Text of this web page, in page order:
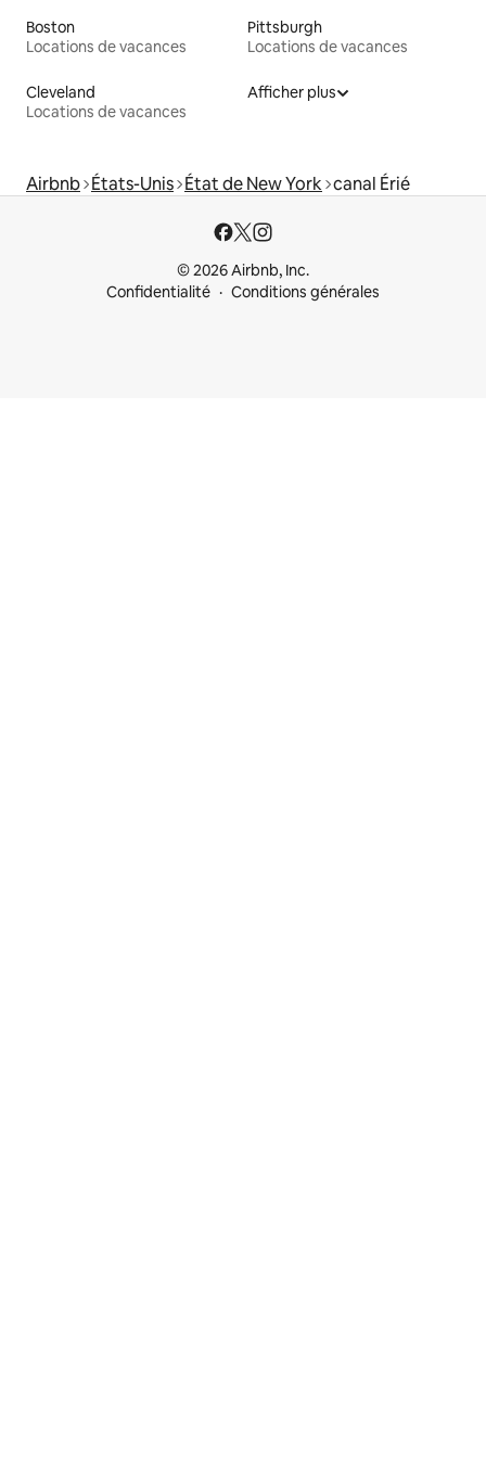
Boston
Locations de vacances
Pittsburgh
Locations de vacances
Cleveland
Locations de vacances
Afficher plus
Airbnb États-Unis État de New York canal Érié
© 2026 Airbnb, Inc.
Confidentialité
Conditions générales